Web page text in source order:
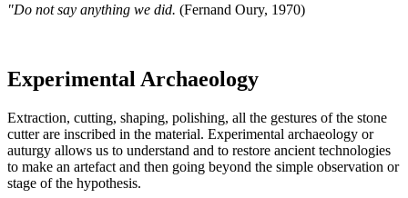
"Do not say anything we did. (Fernand Oury, 1970)
Experimental Archaeology
Extraction, cutting, shaping, polishing, all the gestures of the stone
cutter are inscribed in the material. Experimental archaeology or
auturgy allows us to understand and to restore ancient technologies
to make an artefact and then going beyond the simple observation or
stage of the hypothesis.